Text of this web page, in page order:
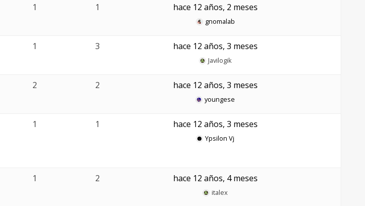
1 1 hace 12 años, 2 meses
gnomalab
1 3 hace 12 años, 3 meses
Javilogik
2 2 hace 12 años, 3 meses
youngese
1 1 hace 12 años, 3 meses
Ypsilon Vj
1 2 hace 12 años, 4 meses
italex